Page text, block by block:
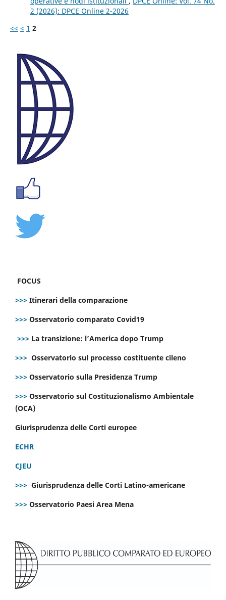
2 (2026): DPCE Online 2-2026
<< < 1 2
FOCUS
>>> Itinerari della comparazione
>>> Osservatorio comparato Covid19
>>> La transizione: l’America dopo Trump
>>> Osservatorio sul processo costituente cileno
>>> Osservatorio sulla Presidenza Trump
>>> Osservatorio sul Costituzionalismo Ambientale
(OCA)
Giurisprudenza delle Corti europee
ECHR
CJEU
>>> Giurisprudenza delle Corti Latino-americane
>>> Osservatorio Paesi Area Mena